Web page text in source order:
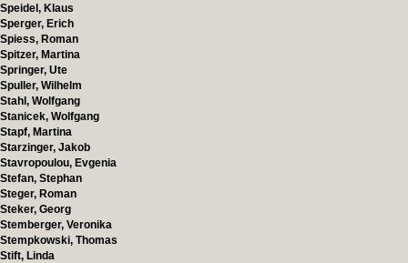
Speidel, Klaus
Sperger, Erich
Spiess, Roman
Spitzer, Martina
Springer, Ute
Spuller, Wilhelm
Stahl, Wolfgang
Stanicek, Wolfgang
Stapf, Martina
Starzinger, Jakob
Stavropoulou, Evgenia
Stefan, Stephan
Steger, Roman
Steker, Georg
Stemberger, Veronika
Stempkowski, Thomas
Stift, Linda